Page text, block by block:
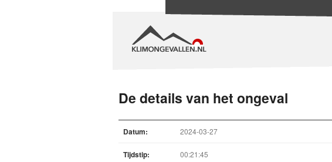
De details van het ongeval
Datum: 2024-03-27
Tijdstip: 00:21:45